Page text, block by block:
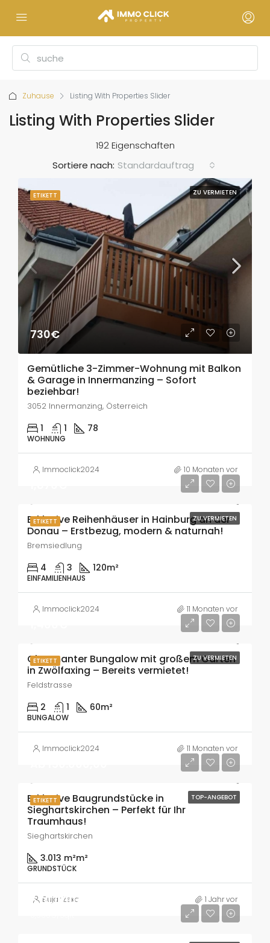
Zuhause Listing With Properties Slider
Listing With Properties Slider
192 Eigenschaften
Sortiere nach: Standardauftrag
ETIKETT ZU VERMIETEN
730€
Gemütliche 3-Zimmer-Wohnung mit Balkon
& Garage in Innermanzing – Sofort
beziehbar!
3052 Innermanzing, Österreich
1 1 78
WOHNUNG
Immoclick2024 10 Monaten vor
ETIKETT ZU VERMIETEN
Exklusive Reihenhäuser in Hainburg an der
Donau – Erstbezug, modern & naturnah!
Bremsiedlung
4 3 120m²
EINFAMILIENHAUS
Immoclick2024 11 Monaten vor
ETIKETT ZU VERMIETEN
Charmanter Bungalow mit großem Garten
in Zwölfaxing – Bereits vermietet!
Feldstrasse
2 1 60m²
BUNGALOW
Immoclick2024 11 Monaten vor
ETIKETT TOP-ANGEBOT
Exklusive Baugrundstücke in
Sieghartskirchen – Perfekt für Ihr
Traumhaus!
Sieghartskirchen
3.013 m²m²
GRUNDSTÜCK
Bujar Zeka 1 Jahr vor
670,000€